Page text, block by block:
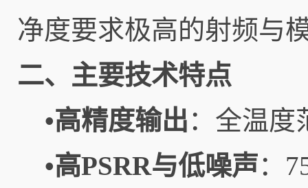
净度要求极高的射频与
二、主要技术特点
•高精度输出 ：全温度
•高PSRR与低噪声：